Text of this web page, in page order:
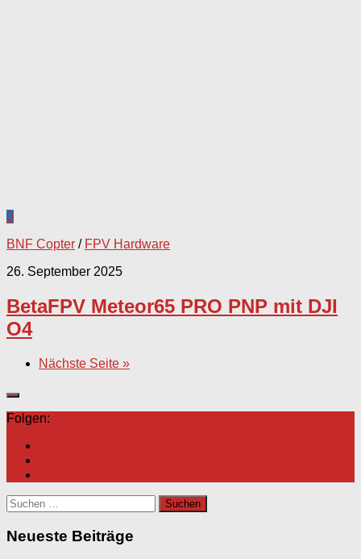
0
BNF Copter / FPV Hardware
26. September 2025
BetaFPV Meteor65 PRO PNP mit DJI
O4
Nächste Seite »
Folgen:
Suchen
nach:
Neueste Beiträge